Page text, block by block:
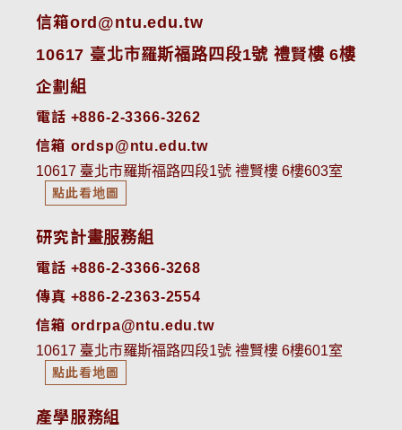
信箱ord@ntu.edu.tw
10617 臺北市羅斯福路四段1號 禮賢樓 6樓
企劃組
電話 +886-2-3366-3262
信箱 ordsp@ntu.edu.tw
10617 臺北市羅斯福路四段1號 禮賢樓 6樓603室
點此看地圖
研究計畫服務組
電話 +886-2-3366-3268
傳真 +886-2-2363-2554
信箱 ordrpa@ntu.edu.tw
10617 臺北市羅斯福路四段1號 禮賢樓 6樓601室
點此看地圖
產學服務組